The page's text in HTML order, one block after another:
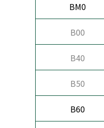
BM0
B00
B40
B50
B60